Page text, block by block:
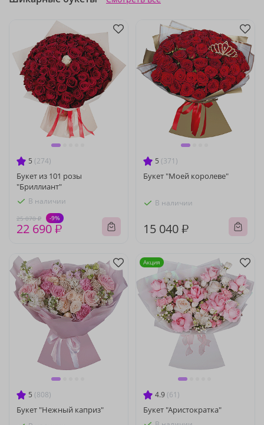
5 (274)
Букет из 101 розы
"Бриллиант"
В наличии
25 070 ₽ -9%
22 690 ₽
5 (371)
Букет "Моей королеве"
В наличии
15 040 ₽
5 (808)
Букет "Нежный каприз"
4.9 (61)
Букет "Аристократка"
Акция